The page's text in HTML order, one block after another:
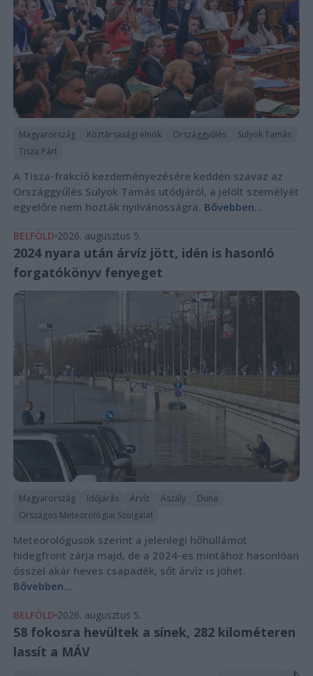
Magyarország Köztársasági elnök Országgyűlés
Sulyok Tamás
Tisza Párt
A Tisza-frakció kezdeményezésére kedden szavaz az
Országgyűlés Sulyok Tamás utódjáról, a jelölt személyét
egyelőre nem hozták nyilvánosságra. Bővebben...
BELFÖLD 2026. augusztus 5.
2024 nyara után árvíz jött, idén is hasonló
forgatókönyv fenyeget
Magyarország Időjárás Árvíz Aszály
Duna
Országos Meteorológiai Szolgálat
Meteorológusok szerint a jelenlegi hőhullámot
hidegfront zárja majd, de a 2024-es mintához hasonlóan
ősszel akár heves csapadék, sőt árvíz is jöhet.
Bővebben...
BELFÖLD 2026. augusztus 5.
58 fokosra hevültek a sínek, 282 kilométeren
lassít a MÁV